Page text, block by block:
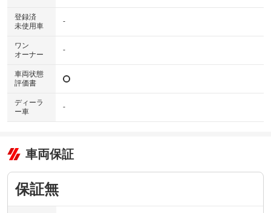
登録済
未使用車
-
ワン
オーナー
-
車両状態
評価書
ディーラ
ー車
-
車両保証
保証無